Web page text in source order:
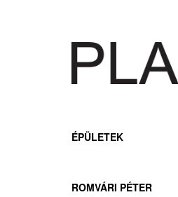
ÉPÜLETEK
ROMVÁRI PÉTER